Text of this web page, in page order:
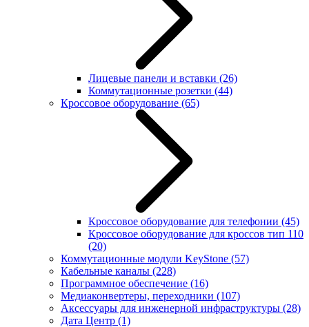
Лицевые панели и вставки (26)
Коммутационные розетки (44)
Кроссовое оборудование (65)
Кроссовое оборудование для телефонии (45)
Кроссовое оборудование для кроссов тип 110
(20)
Коммутационные модули KeyStone (57)
Кабельные каналы (228)
Программное обеспечение (16)
Медиаконвертеры, переходники (107)
Аксессуары для инженерной инфраструктуры (28)
Дата Центр (1)